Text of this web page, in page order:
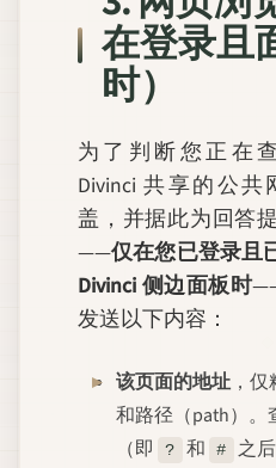
在登录且
时）
为了判断您正在
Divinci 共享的公
盖，并据此为回答
——仅在您已登录且
Divinci 侧边面板时
发送以下内容：
该页面的地址，仅
和路径（path）。
（即
? 和 #
之